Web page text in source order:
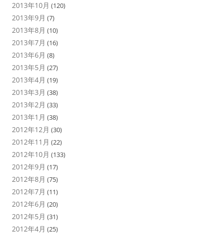
2013年10月 (120)
2013年9月 (7)
2013年8月 (10)
2013年7月 (16)
2013年6月 (8)
2013年5月 (27)
2013年4月 (19)
2013年3月 (38)
2013年2月 (33)
2013年1月 (38)
2012年12月 (30)
2012年11月 (22)
2012年10月 (133)
2012年9月 (17)
2012年8月 (75)
2012年7月 (11)
2012年6月 (20)
2012年5月 (31)
2012年4月 (25)